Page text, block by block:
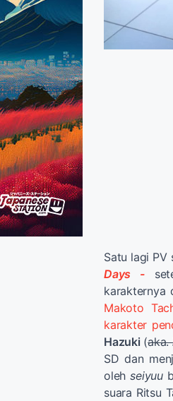
Satu lagi PV
Days -
karakternya
Makoto
karakter
Hazuki (aka.
SD dan
olehseiyuu
suara Ritsu